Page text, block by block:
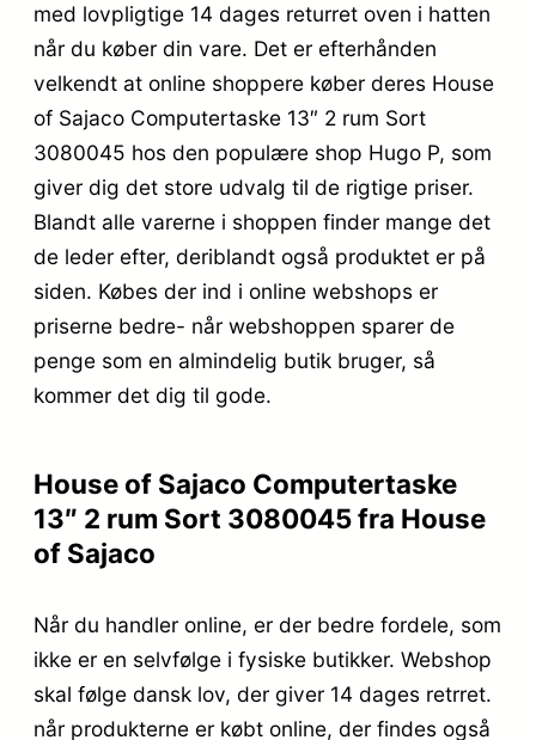
med lovpligtige 14 dages returret oven i hatten
når du køber din vare. Det er efterhånden
velkendt at online shoppere køber deres House
of Sajaco Computertaske 13″ 2 rum Sort
3080045 hos den populære shop Hugo P, som
giver dig det store udvalg til de rigtige priser.
Blandt alle varerne i shoppen finder mange det
de leder efter, deriblandt også produktet er på
siden. Købes der ind i online webshops er
priserne bedre- når webshoppen sparer de
penge som en almindelig butik bruger, så
kommer det dig til gode.
House of Sajaco Computertaske
13″ 2 rum Sort 3080045 fra House
of Sajaco
Når du handler online, er der bedre fordele, som
ikke er en selvfølge i fysiske butikker. Webshop
skal følge dansk lov, der giver 14 dages retrret.
når produkterne er købt online, der findes også